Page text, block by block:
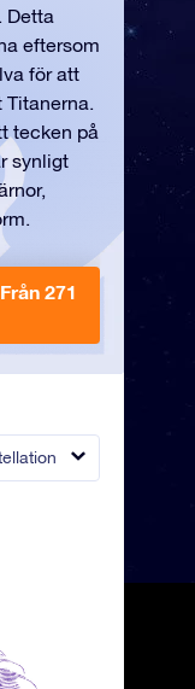
Detta
eftersom
för att
Titanerna.
tecken på
synligt
Från 271